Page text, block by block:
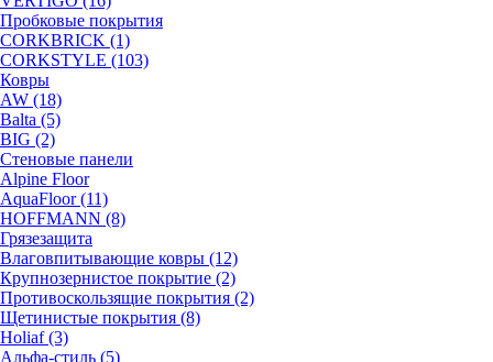
Пробковые покрытия
CORKBRICK (1)
CORKSTYLE (103)
Ковры
AW (18)
Balta (5)
BIG (2)
Стеновые панели
Alpine Floor
AquaFloor (11)
HOFFMANN (8)
Грязезащита
Влаговпитывающие ковры (12)
Крупнозернистое покрытие (2)
Противоскользящие покрытия (2)
Щетинистые покрытия (8)
Holiaf (3)
Альфа-стиль (5)